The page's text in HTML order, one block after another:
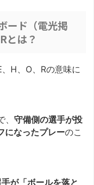
ード（電光掲
とは？
H、O、Rの意味に
守備側の選手が投
になったプレーのこ
が「ボールを落と